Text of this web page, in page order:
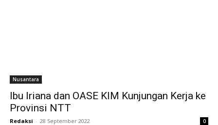
Nusantara
Ibu Iriana dan OASE KIM Kunjungan Kerja ke
Provinsi NTT
Redaksi - 28 September 2022 0